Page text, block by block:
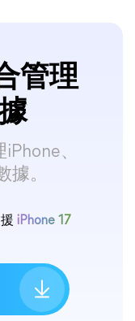
管理
、
據。
iPhone 17